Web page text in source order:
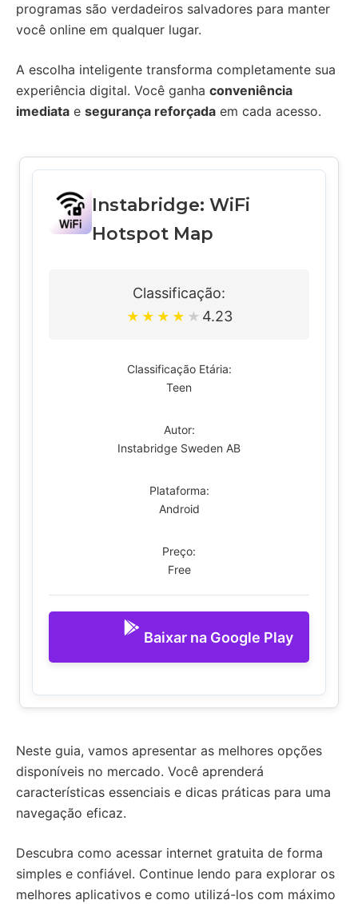
programas são verdadeiros salvadores para manter
você online em qualquer lugar.
A escolha inteligente transforma completamente sua
experiência digital. Você ganha conveniência
imediata e segurança reforçada em cada acesso.
Instabridge: WiFi
Hotspot Map
Classificação:
★ ★ ★ ★ ★ 4.23
Classificação Etária:
Teen
Autor:
Instabridge Sweden AB
Plataforma:
Android
Preço:
Free
Baixar na Google Play
Neste guia, vamos apresentar as melhores opções
disponíveis no mercado. Você aprenderá
características essenciais e dicas práticas para uma
navegação eficaz.
Descubra como acessar internet gratuita de forma
simples e confiável. Continue lendo para explorar os
melhores aplicativos e como utilizá-los com máximo